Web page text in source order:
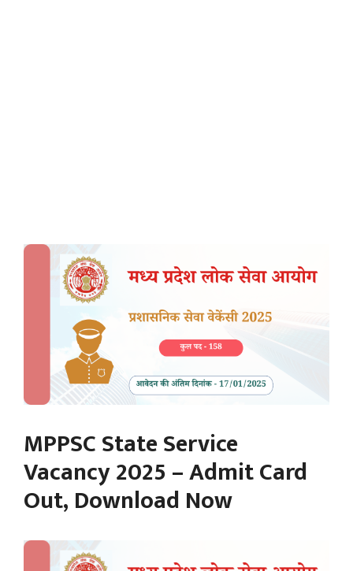
MPPSC State Service
Vacancy 2025 – Admit Card
Out, Download Now